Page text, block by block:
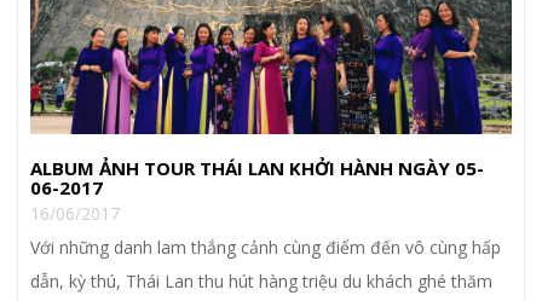
ALBUM ẢNH TOUR THÁI LAN KHỞI HÀNH NGÀY 05-
06-2017
16/06/2017
Với những danh lam thắng cảnh cùng điểm đến vô cùng hấp
dẫn, kỳ thú, Thái Lan thu hút hàng triệu du khách ghé thăm